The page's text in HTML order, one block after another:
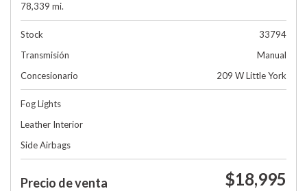
78,339 mi.
Stock
33794
Transmisión
Manual
Concesionario
209 W Little York
Fog Lights
Leather Interior
Side Airbags
Precio de venta $18,995